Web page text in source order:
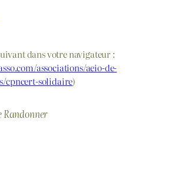
dans votre navigateur :
associations/aeio-de-
cpncert-solidaire)
Randonner